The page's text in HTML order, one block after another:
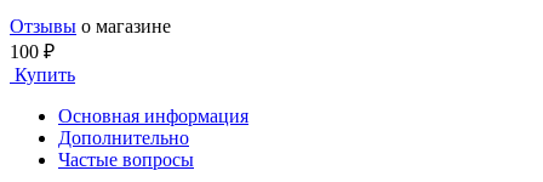
Отзывы о магазине
100 ₽
Купить
Основная информация
Дополнительно
Частые вопросы